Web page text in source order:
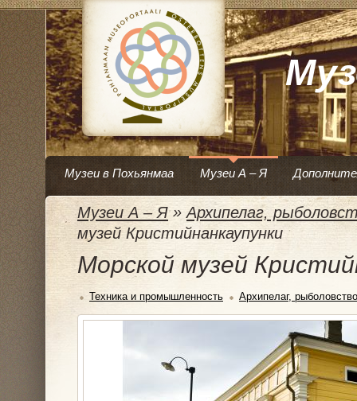
Музеи в Похьянмаа Музеи А – Я
Музеи А – Я»Архипелаг,
музей Кристийнанкаупунки
Морской музей
Техника и промышленность Архипелаг,